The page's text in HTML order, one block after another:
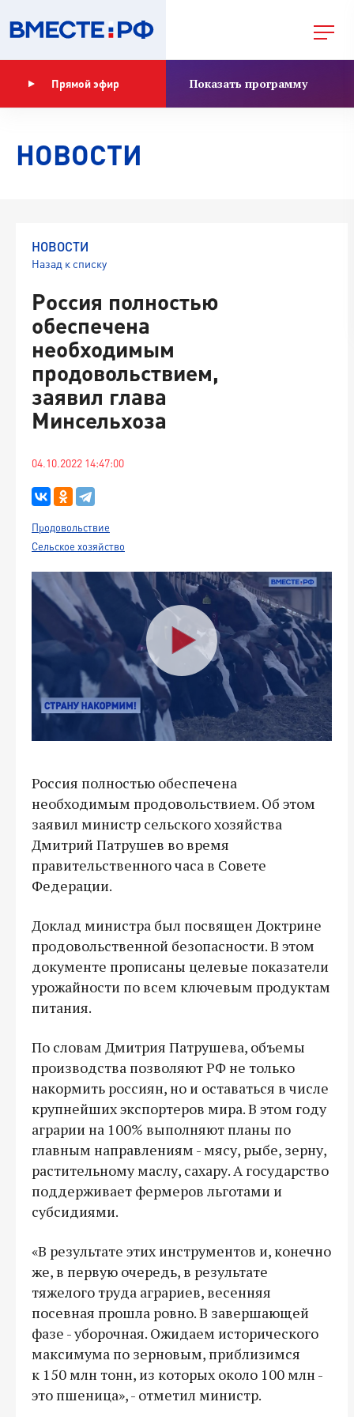
Прямой эфир Показать программу
НОВОСТИ
НОВОСТИ
Назад к списку
Россия полностью
обеспечена
необходимым
продовольствием,
заявил глава
Минсельхоза
04.10.2022 14:47:00
Продовольствие
Сельское хозяйство
Россия полностью обеспечена
необходимым продовольствием. Об этом
заявил министр сельского хозяйства
Дмитрий Патрушев во время
правительственного часа в Совете
Федерации.
Доклад министра был посвящен Доктрине
продовольственной безопасности. В этом
документе прописаны целевые показатели
урожайности по всем ключевым продуктам
питания.
По словам Дмитрия Патрушева, объемы
производства позволяют РФ не только
накормить россиян, но и оставаться в числе
крупнейших экспортеров мира. В этом году
аграрии на 100% выполняют планы по
главным направлениям - мясу, рыбе, зерну,
растительному маслу, сахару. А государство
поддерживает фермеров льготами и
субсидиями.
«В результате этих инструментов и, конечно
же, в первую очередь, в результате
тяжелого труда аграриев, весенняя
посевная прошла ровно. В завершающей
фазе - уборочная. Ожидаем исторического
максимума по зерновым, приблизимся
к 150 млн тонн, из которых около 100 млн -
это пшеница», - отметил министр.